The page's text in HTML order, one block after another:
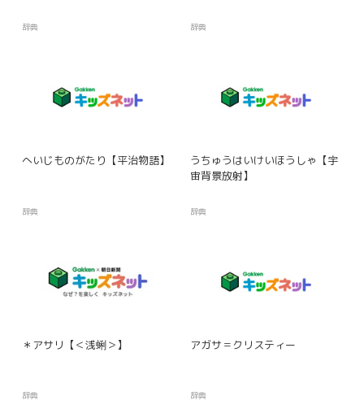
辞典 辞典
へいじものがたり【平治物語】
辞典
うちゅうはいけいほうしゃ【宇
宙背景放射】
辞典
＊アサリ【＜浅蜊＞】
辞典
アガサ＝クリスティー
辞典